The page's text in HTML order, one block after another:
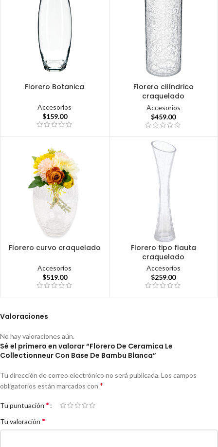
Florero Botanica
Accesorios
$159.00
Florero cilíndrico
craquelado
Accesorios
$459.00
Florero curvo craquelado
Accesorios
$519.00
Florero tipo flauta
craquelado
Accesorios
$259.00
Valoraciones
No hay valoraciones aún.
Sé el primero en valorar “Florero De Ceramica Le
Collectionneur Con Base De Bambu Blanca”
Tu dirección de correo electrónico no será publicada. Los campos
obligatorios están marcados con *
Tu puntuación *
Tu valoración *